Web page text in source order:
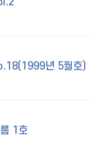
년 5월호)
1호